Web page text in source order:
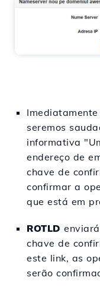
seremos
informativa
endereço de
chave de
confirmar a
que está em
ROTLD
chave de
este link, as
serão